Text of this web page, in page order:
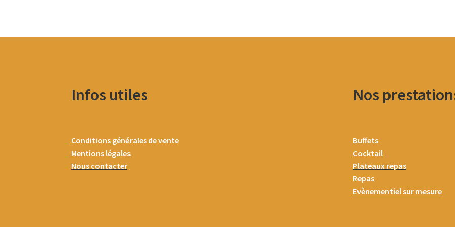
Infos utiles
Conditions générales de vente
Mentions légales
Nous contacter
Nos
Buffets
Cocktail
Plateaux repas
Repas
Evènementiel sur mesure